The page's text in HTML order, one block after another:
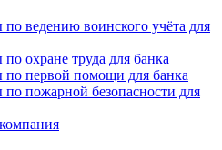
ведению воинского учёта для
охране труда для банка
по первой помощи для банка
пожарной безопасности для